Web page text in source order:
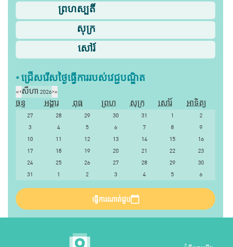
ព្រហស្បតិ៍
សុក្រ
សៅរ៍
* ជ្រើសរើស​ថ្ងៃ​ធ្វើការ​របស់​វេជ្ជបណ្ឌិត​
«‹សីហា 2026›»
ចន្ទ
អង្គារ ពុធ ព្រហ សុក្រ សៅរ៍
អាទិត្យ
27
28 29 30 31 1
2
3
4 5 6 7 8
9
10
11 12 13 14 15
16
17
18 19 20 21 22
23
24
25 26 27 28 29
30
31
1 2 3 4 5 6
ធ្វើការណាត់ជួប